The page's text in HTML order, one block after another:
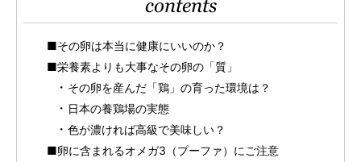
contents
■その卵は本当に健康にいいのか？
■栄養素よりも大事なその卵の「質」
その卵を産んだ「鶏」の育った環境は？
日本の養鶏場の実態
色が濃ければ高級で美味しい？
■卵に含まれるオメガ3（プーファ）にご注意